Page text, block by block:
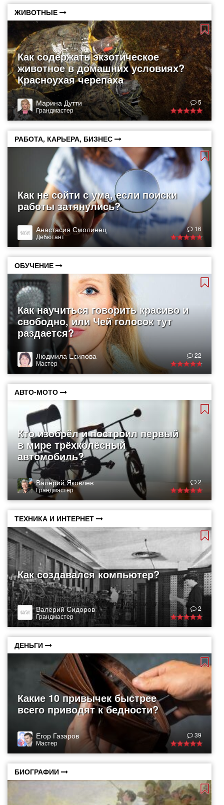
ЖИВОТНЫЕ
Как содержать экзотическое
животное в домашних условиях?
Красноухая черепаха
Марина Дутти
Грандмастер
5
РАБОТА, КАРЬЕРА, БИЗНЕС
Как не сойти с ума, если поиски
работы затянулись?
Анастасия Смолинец
Дебютант
16
ОБУЧЕНИЕ
Как научиться говорить красиво и
свободно, или Чей голосок тут
раздается?
Людмила Есипова
Мастер
22
АВТО-МОТО
Кто изобрёл и построил первый
в мире трёхколёсный
автомобиль?
Валерий Яковлев
Грандмастер
2
ТЕХНИКА И ИНТЕРНЕТ
Как создавался компьютер?
Часть 1. Теоретические предпосылки
Валерий Сидоров
Грандмастер
2
ДЕНЬГИ
Какие 10 привычек быстрее
всего приводят к бедности?
Егор Газаров
Мастер
39
БИОГРАФИИ